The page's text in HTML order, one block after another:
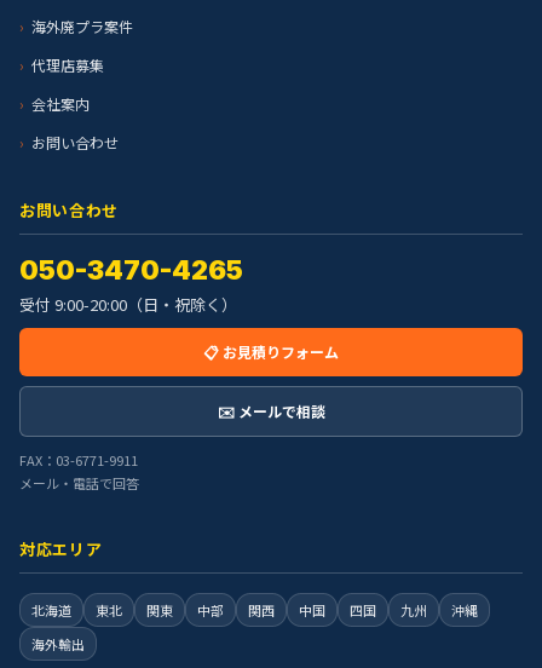
海外廃プラ案件
代理店募集
会社案内
お問い合わせ
お問い合わせ
050-3470-4265
受付 9:00-20:00（日・祝除く）
📋 お見積りフォーム
✉️ メールで相談
FAX：03-6771-9911
メール・電話で回答
対応エリア
北海道 東北 関東 中部 関西 中国 四国 九州
沖縄
海外輸出